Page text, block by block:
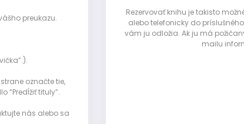
preukazu.
označte tie,
“Predĺžiť tituly”.
nás alebo sa
Rezervovať knihu je takisto
alebo telefonicky do
vám ju odložia. Ak ju má
mailu